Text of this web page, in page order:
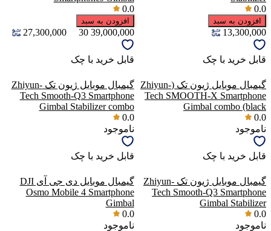
0.0
افزودن به سبد
13,300,000
قابل خرید با چک
0.0
افزودن به سبد
39,000,000
30
27,300,000
قابل خرید با چک
گیمبال موبایل ژیون تک (Zhiyun-
Tech SMOOTH-X Smartphone
Gimbal combo (black
0.0
ناموجود
قابل خرید با چک
گیمبال موبایل ژیون تک Zhiyun-
Tech Smooth-Q3 Smartphone
Gimbal Stabilizer combo
0.0
ناموجود
قابل خرید با چک
گیمبال موبایل ژیون تک Zhiyun-
Tech Smooth-Q3 Smartphone
Gimbal Stabilizer
0.0
ناموجود
گیمبال موبایل دی جی آی DJI
Osmo Mobile 4 Smartphone
Gimbal
0.0
ناموجود